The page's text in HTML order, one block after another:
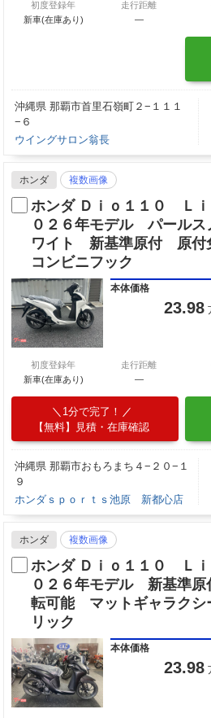
初度登録年
新車(在庫あり)
走行距離
―
沖縄県 那覇市首里石嶺町２−１１１
−６
ウイングサロン翁長
ホンダ 複数画像
ホンダ Ｄｉｏ１１０ Ｌ
０２６年モデル パールス
ワイト 新基準原付 原付
コンビニフック
本体価格
23.98
初度登録年
新車(在庫あり)
走行距離
―
1分で完了！
【無料】見積・在庫確認
沖縄県 那覇市おもろまち４−２０−１
９
ホンダｓｐｏｒｔｓ池原 新都心店
ホンダ 複数画像
ホンダ Ｄｉｏ１１０ Ｌ
０２６年モデル 新基準
転可能 マットギャラクシ
リック
本体価格
23.98